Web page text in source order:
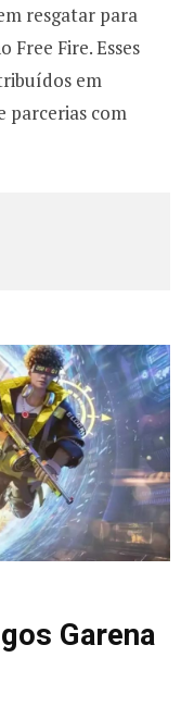
resgatar para
Free Fire. Esses
em
parcerias com
Garena